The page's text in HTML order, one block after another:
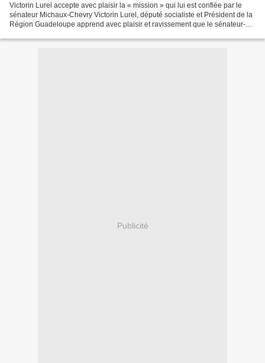
Victorin Lurel accepte avec plaisir la « mission » qui lui est confiée par le
sénateur Michaux-Chevry Victorin Lurel, député socialiste et Président de la
Région Guadeloupe apprend avec plaisir et ravissement que le sénateur-
Publicité